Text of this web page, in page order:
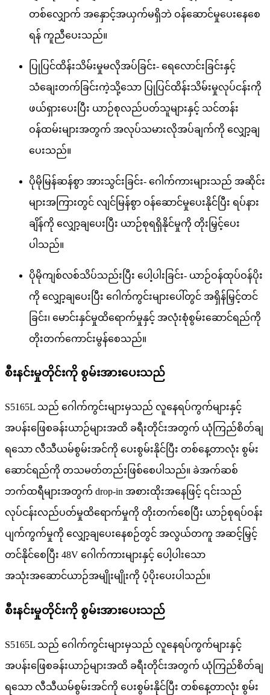
တစ်လျှောက် အနှောင့်အယှက်မရှိဘဲ ဝန်ဆောင်မှုပေးနေစေ
ရန် ကူညီပေးသည်။
ပြုပြင်ထိန်းသိမ်းမှုမလိုအပ်ခြင်း- ရေလောင်းခြင်းနှင့်
သံချေးတက်ခြင်းကဲ့သို့သော ပြုပြင်ထိန်းသိမ်းမှုလုပ်ငန်းကို
ဖယ်ရှားပေးပြီး ယာဉ်စုလည်ပတ်သူများနှင့် သင်တန်း
ဝန်ထမ်းများအတွက် အလုပ်သမားလိုအပ်ချက်ကို လျှော့ချ
ပေးသည်။
ပိုမိုမြန်ဆန်စွာ အားသွင်းခြင်း- ဂေါက်ကားများသည် အဆိုင်း
များအကြားတွင် လျင်မြန်စွာ ဝန်ဆောင်မှုပေးနိုင်ပြီး ရပ်နား
ချိန်ကို လျှော့ချပေးပြီး ယာဉ်စုရရှိနိုင်မှုကို တိုးမြှင့်ပေး
ပါသည်။
ပိုမိုကျစ်လစ်သိပ်သည်းပြီး ပေါ့ပါးခြင်း- ယာဉ်ဝန်ထုပ်ဝန်ပိုး
ကို လျှော့ချပေးပြီး ဂေါက်ကွင်းများပေါ်တွင် အရှိန်မြှင့်တင်
ခြင်း၊ မောင်းနှင်မှုထိရောက်မှုနှင့် အလုံးစုံစွမ်းဆောင်ရည်ကို
တိုးတက်ကောင်းမွန်စေသည်။
စီးနင်းမှုတိုင်းကို စွမ်းအားပေးသည်
S5165L သည် ဂေါက်ကွင်းများမှသည် လူနေရပ်ကွက်များနှင့်
အပန်းဖြေစခန်းယာဉ်များအထိ ခရီးတိုင်းအတွက် ယုံကြည်စိတ်ချ
ရသော လီသီယမ်စွမ်းအင်ကို ပေးစွမ်းနိုင်ပြီး တစ်နေ့တာလုံး စွမ်း
ဆောင်ရည်ကို တသမတ်တည်းဖြစ်စေပါသည်။ ခဲအက်ဆစ်
ဘက်ထရီများအတွက် drop-in အစားထိုးအနေဖြင့် ၎င်းသည်
လုပ်ငန်းလည်ပတ်မှုထိရောက်မှုကို တိုးတက်စေပြီး ယာဉ်စုရပ်ဝန်း
ပျက်ကွက်မှုကို လျှော့ချပေးနေစဉ်တွင် အလွယ်တကူ အဆင့်မြှင့်
တင်နိုင်စေပြီး 48V ဂေါက်ကားများနှင့် ပေါ့ပါးသော
အသုံးအဆောင်ယာဉ်အမျိုးမျိုးကို ပံ့ပိုးပေးပါသည်။
စီးနင်းမှုတိုင်းကို စွမ်းအားပေးသည်
S5165L သည် ဂေါက်ကွင်းများမှသည် လူနေရပ်ကွက်များနှင့်
အပန်းဖြေစခန်းယာဉ်များအထိ ခရီးတိုင်းအတွက် ယုံကြည်စိတ်ချ
ရသော လီသီယမ်စွမ်းအင်ကို ပေးစွမ်းနိုင်ပြီး တစ်နေ့တာလုံး စွမ်း